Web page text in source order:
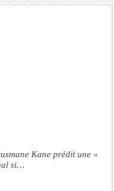
Kane prédit une «
si…